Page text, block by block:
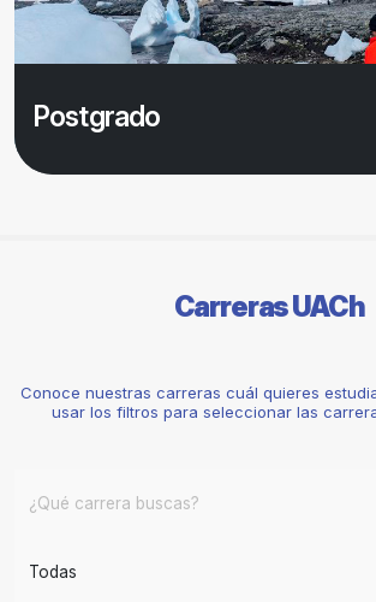
Postgrado
Saber más
Carreras UACh
Conoce nuestras carreras cuál quieres
usar los filtros para seleccionar las